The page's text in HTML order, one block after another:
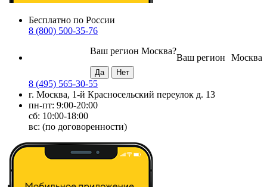
Бесплатно по России
8 (800) 500-35-76
Москва
Ваш регион
Ваш регион Москва?
8 (495) 565-30-55
г. Москва, 1-й Красносельский переулок д. 13
пн-пт: 9:00-20:00
сб: 10:00-18:00
вс: (по договоренности)